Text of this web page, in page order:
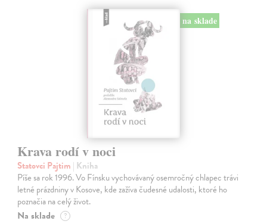
na sklade
Krava rodí v noci
Statovci Pajtim | Kniha
Píše sa rok 1996. Vo Fínsku vychovávaný osemročný chlapec trávi
letné prázdniny v Kosove, kde zažíva čudesné udalosti, ktoré ho
poznačia na celý život.
Na sklade ?